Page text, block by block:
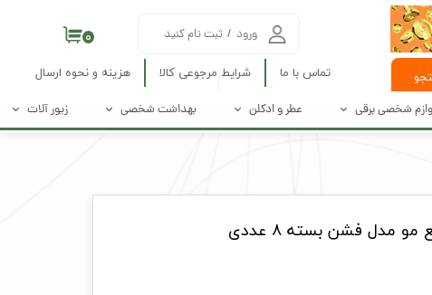
ورود / ثبت نام کنید
سفارشات
۰
شخصی برقی
پاکسازی پوست
اصلاح صورت و بدن
عطر و ادکلن
مردانه
عطر جیبی
بهداشت شخصی
محصولات بهداشت بانوان
زیور آلات
تماس با ما شرایط مرجوعی کالا هزینه و نحوه ارسال
مدل فشن بسته ۸ عددی